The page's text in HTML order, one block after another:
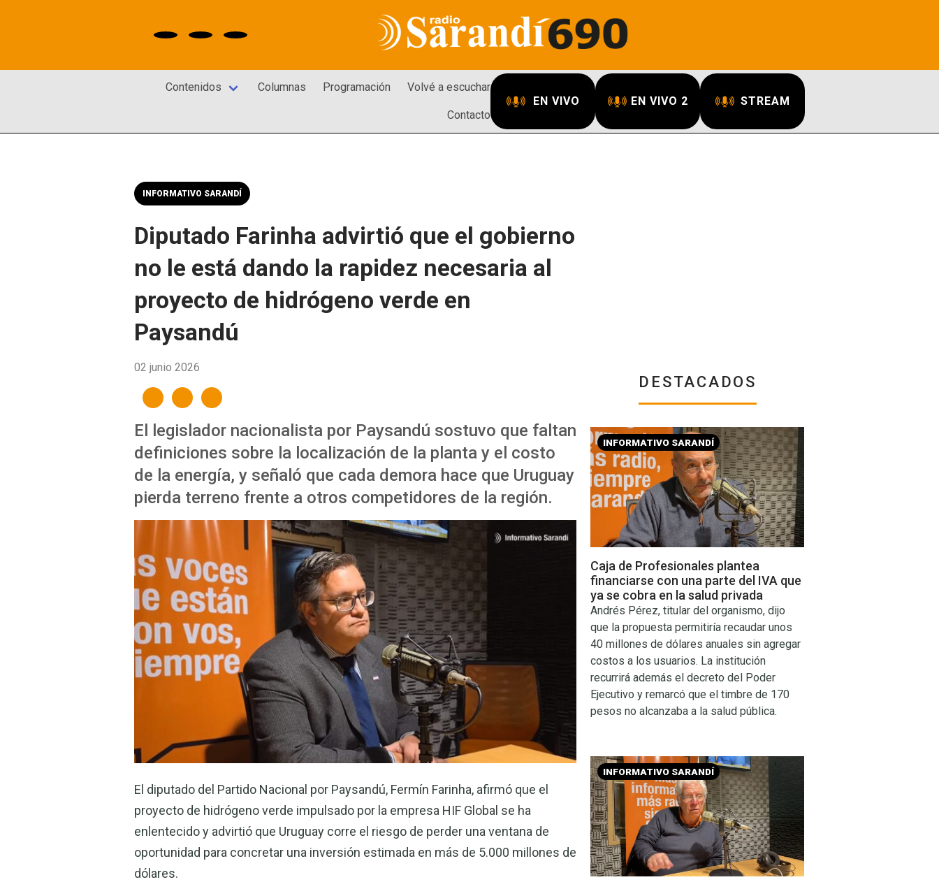
Contenidos Columnas Programación Volvé a escuchar
Contacto
EN VIVO EN VIVO 2 STREAM
INFORMATIVO SARANDÍ
Diputado Farinha advirtió que el gobierno
no le está dando la rapidez necesaria al
proyecto de hidrógeno verde en
Paysandú
02 junio 2026
El legislador nacionalista por Paysandú sostuvo que faltan
definiciones sobre la localización de la planta y el costo
de la energía, y señaló que cada demora hace que Uruguay
pierda terreno frente a otros competidores de la región.
El diputado del Partido Nacional por Paysandú, Fermín Farinha, afirmó que el
proyecto de hidrógeno verde impulsado por la empresa HIF Global se ha
enlentecido y advirtió que Uruguay corre el riesgo de perder una ventana de
oportunidad para concretar una inversión estimada en más de 5.000 millones de
dólares.
DESTACADOS
INFORMATIVO SARANDÍ
Caja de Profesionales plantea
financiarse con una parte del IVA que
ya se cobra en la salud privada
Andrés Pérez, titular del organismo, dijo
que la propuesta permitiría recaudar unos
40 millones de dólares anuales sin agregar
costos a los usuarios. La institución
recurrirá además el decreto del Poder
Ejecutivo y remarcó que el timbre de 170
pesos no alcanzaba a la salud pública.
INFORMATIVO SARANDÍ